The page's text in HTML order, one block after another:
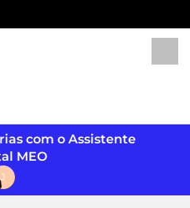
com o Assistente
MEO
J